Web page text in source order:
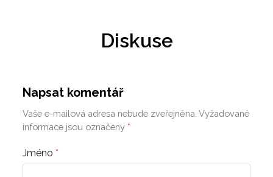
Diskuse
Napsat komentář
Vaše e-mailová adresa nebude zveřejněna. Vyžadované
informace jsou označeny *
Jméno*